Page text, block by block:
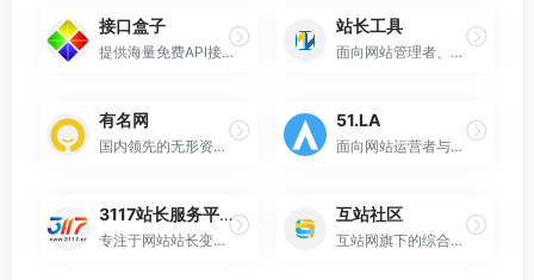
接口盒子
提供海量免费API接口的在线服务平台
站长工具
面向网站管理者、网络营销及SEO（搜索引擎优化）从业者的综合性在线服务平台
有名网
国内领先的无形资产交易平台
51.LA
面向网站运营者与开发者的免费、易用且专业的网站数据统计与营销分析平台
3117站长服务平台
专注于网站站长变现与交易支持的专业化在线平台
互站社区
互站网旗下的综合性垂直交流社区论坛